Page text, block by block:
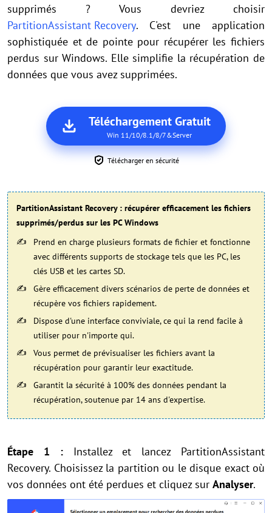
supprimés ? Vous devriez choisir
PartitionAssistant Recovery. C'est une application
sophistiquée et de pointe pour récupérer les fichiers
perdus sur Windows. Elle simplifie la récupération de
données que vous avez supprimées.
Téléchargement Gratuit
Win 11/10/8.1/8/7&Server
Télécharger en sécurité
PartitionAssistant Recovery : récupérer efficacement les fichiers
supprimés/perdus sur les PC Windows
Prend en charge plusieurs formats de fichier et fonctionne
avec différents supports de stockage tels que les PC, les
clés USB et les cartes SD.
Gère efficacement divers scénarios de perte de données et
récupère vos fichiers rapidement.
Dispose d'une interface conviviale, ce qui la rend facile à
utiliser pour n'importe qui.
Vous permet de prévisualiser les fichiers avant la
récupération pour garantir leur exactitude.
Garantit la sécurité à 100% des données pendant la
récupération, soutenue par 14 ans d'expertise.
Étape 1 :Installez et lancez PartitionAssistant
Recovery. Choisissez la partition ou le disque exact où
vos données ont été perdues et cliquez sur Analyser.